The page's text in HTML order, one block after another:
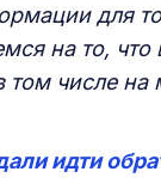
для
на то,
том числе
идти